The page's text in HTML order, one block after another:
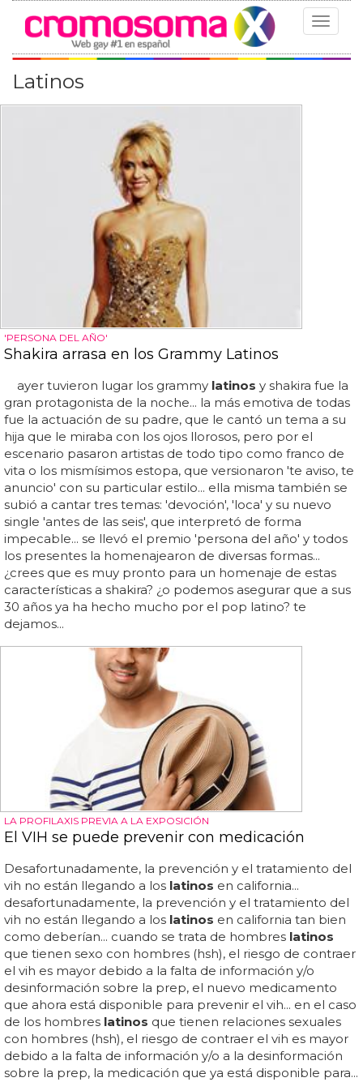
Toggle
Latinos
'PERSONA DEL AÑO'
Shakira arrasa en los Grammy Latinos
ayer tuvieron lugar los grammy latinos y shakira fue la
gran protagonista de la noche... la más emotiva de todas
fue la actuación de su padre, que le cantó un tema a su
hija que le miraba con los ojos llorosos, pero por el
escenario pasaron artistas de todo tipo como franco de
vita o los mismísimos estopa, que versionaron 'te aviso, te
anuncio' con su particular estilo... ella misma también se
subió a cantar tres temas: 'devoción', 'loca' y su nuevo
single 'antes de las seis', que interpretó de forma
impecable... se llevó el premio 'persona del año' y todos
los presentes la homenajearon de diversas formas...
¿crees que es muy pronto para un homenaje de estas
características a shakira? ¿o podemos asegurar que a sus
30 años ya ha hecho mucho por el pop latino? te
dejamos...
LA PROFILAXIS PREVIA A LA EXPOSICIÓN
El VIH se puede prevenir con medicación
Desafortunadamente, la prevención y el tratamiento del
vih no están llegando a los latinos en california...
desafortunadamente, la prevención y el tratamiento del
vih no están llegando a los latinos en california tan bien
como deberían... cuando se trata de hombres latinos
que tienen sexo con hombres (hsh), el riesgo de contraer
el vih es mayor debido a la falta de información y/o
desinformación sobre la prep, el nuevo medicamento
que ahora está disponible para prevenir el vih... en el caso
de los hombres latinos que tienen relaciones sexuales
con hombres (hsh), el riesgo de contraer el vih es mayor
debido a la falta de información y/o a la desinformación
sobre la prep, la medicación que ya está disponible para...